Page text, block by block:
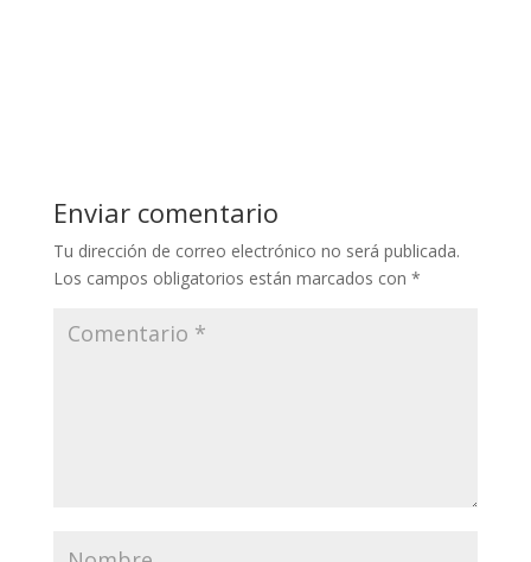
Enviar comentario
Tu dirección de correo electrónico no será publicada.
Los campos obligatorios están marcados con *